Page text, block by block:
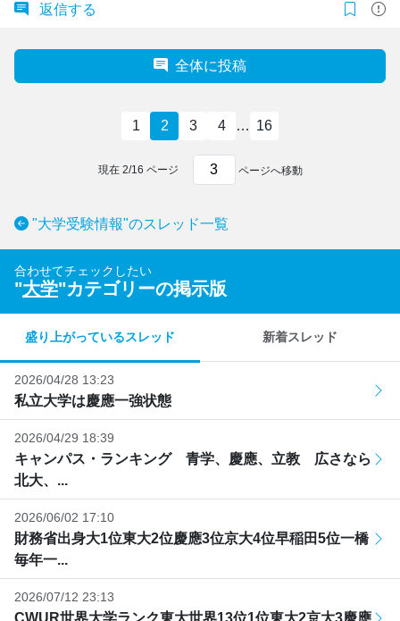
返信する
全体に投稿
1 2 3 4 … 16
現在 2/16 ページ ページへ移動
"大学受験情報"のスレッド一覧
合わせてチェックしたい
"大学"カテゴリーの掲示版
盛り上がっているスレッド 新着スレッド
2026/04/28 13:23
私立大学は慶應一強状態
2026/04/29 18:39
キャンパス・ランキング 青学、慶應、立教 広さなら
北大、...
2026/06/02 17:10
財務省出身大1位東大2位慶應3位京大4位早稲田5位一橋
毎年一...
2026/07/12 23:13
CWUR世界大学ランク東大世界13位1位東大2京大3慶應